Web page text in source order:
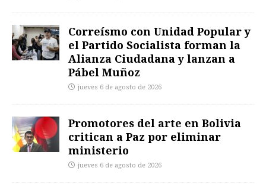
Correísmo con Unidad Popular y
el Partido Socialista forman la
Alianza Ciudadana y lanzan a
Pábel Muñoz
jueves 6 de agosto de 2026
Promotores del arte en Bolivia
critican a Paz por eliminar
ministerio
jueves 6 de agosto de 2026